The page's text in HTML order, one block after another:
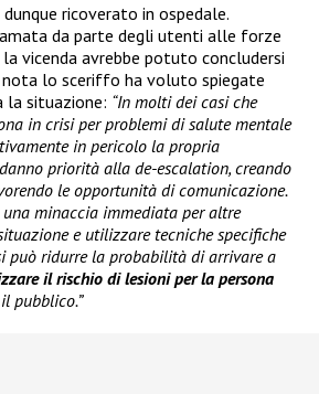
ricoverato in ospedale.
da parte degli utenti alle forze
la vicenda avrebbe potuto concludersi
nota lo sceriffo ha voluto spiegate
situazione: “In molti dei casi che
in crisi per problemi di salute mentale
in pericolo la propria
priorità alla de-escalation, creando
le opportunità di comunicazione.
minaccia immediata per altre
e utilizzare tecniche specifiche
può ridurre la probabilità di arrivare a
il rischio di lesioni per la persona
pubblico.”